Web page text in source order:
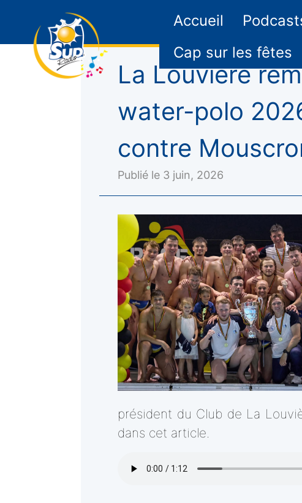
Accueil
Cap sur les fêtes
La Louvière
water-polo
contre
Publié le 3 juin, 2026
président du Club de La
dans cet article.